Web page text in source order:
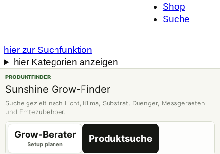
Shop
Suche
hier zur Suchfunktion
hier Kategorien anzeigen
PRODUKTFINDER
Sunshine Grow-Finder
Suche gezielt nach Licht, Klima, Substrat, Duenger, Messgeraeten
und Erntezubehoer.
Grow-Berater
Setup planen
Produktsuche